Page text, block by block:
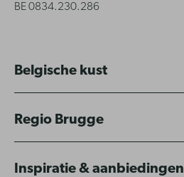
BE 0834.230.286
Belgische kust
Regio Brugge
Inspiratie & aanbiedingen